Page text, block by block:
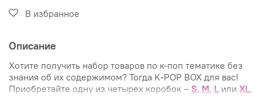
В избранное
Описание
Хотите получить набор товаров по к-поп тематике без
знания об их содержимом? Тогда K-POP BOX для вас!
Приобретайте одну из четырех коробок – S, M, L или XL,